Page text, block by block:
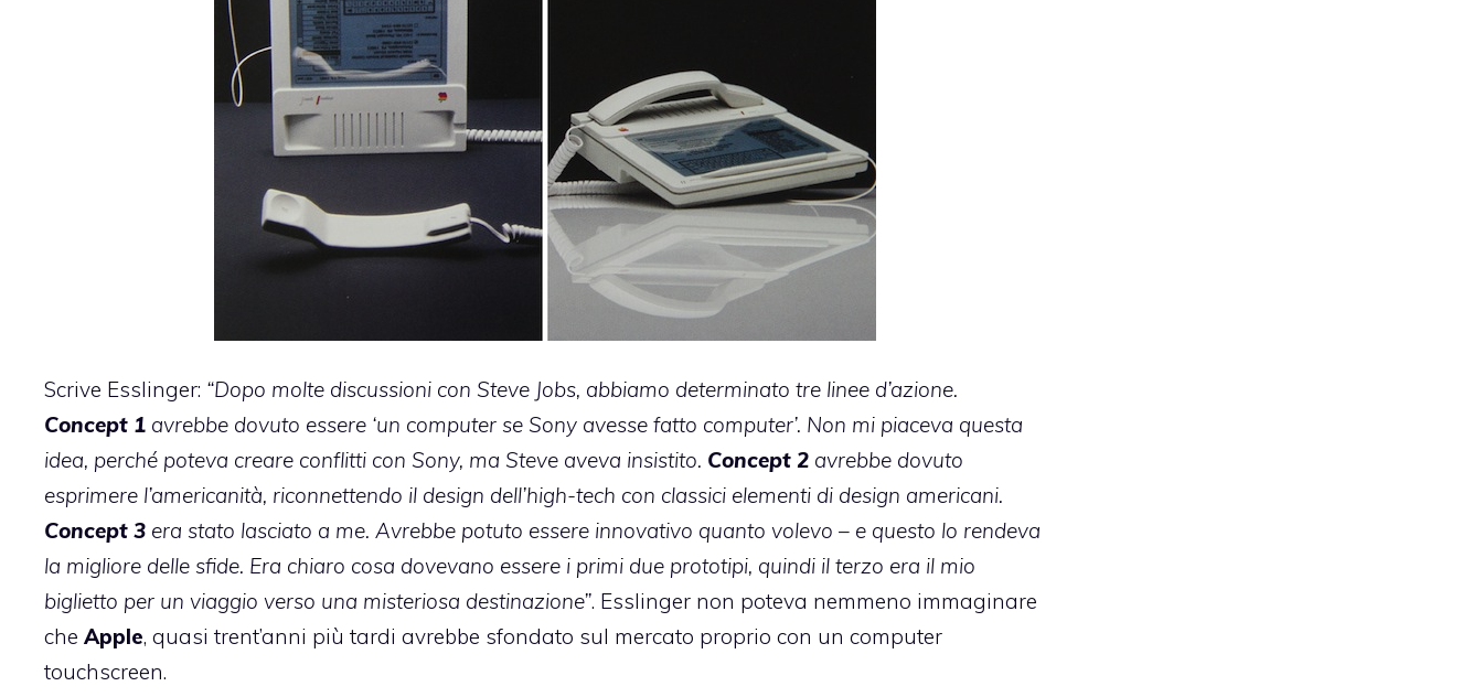
Scrive Esslinger: “Dopo molte discussioni con Steve Jobs, abbiamo determinato tre linee d’azione.
Concept 1 avrebbe dovuto essere ‘un computer se Sony avesse fatto computer’. Non mi piaceva questa
idea, perché poteva creare conflitti con Sony, ma Steve aveva insistito. Concept 2 avrebbe dovuto
esprimere l’americanità, riconnettendo il design dell’high-tech con classici elementi di design americani.
Concept 3 era stato lasciato a me. Avrebbe potuto essere innovativo quanto volevo – e questo lo rendeva
la migliore delle sfide. Era chiaro cosa dovevano essere i primi due prototipi, quindi il terzo era il mio
biglietto per un viaggio verso una misteriosa destinazione”. Esslinger non poteva nemmeno immaginare
che Apple, quasi trent’anni più tardi avrebbe sfondato sul mercato proprio con un computer
touchscreen.